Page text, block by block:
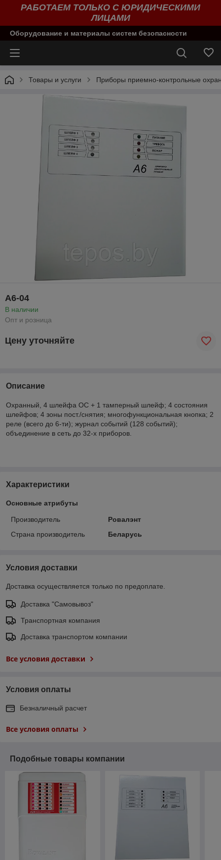
РАБОТАЕМ ТОЛЬКО С ЮРИДИЧЕСКИМИ
ЛИЦАМИ
Оборудование и материалы систем безопасности
Товары и услуги Приборы приемно-контрольные
А6-04
В наличии
Опт и розница
Цену уточняйте
Описание
Охранный, 4 шлейфа ОС + 1 тамперный шлейф; 4 состояния
шлейфов; 4 зоны пост./снятия; многофункциональная кнопка; 2
реле (всего до 6-ти); журнал событий (128 событий);
объединение в сеть до 32-х приборов.
Характеристики
Основные атрибуты
Производитель
Ровалэнт
Страна производитель
Беларусь
Условия доставки
Доставка осуществляется только по предоплате.
Доставка "Самовывоз"
Транспортная компания
Доставка транспортом компании
Все условия доставки
Условия оплаты
Безналичный расчет
Все условия оплаты
Подобные товары компании